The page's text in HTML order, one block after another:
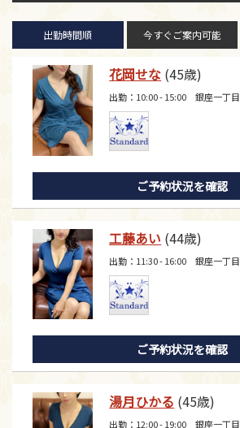
出勤時間順 今すぐご案内可能
花岡せな (45歳)
出勤：10:00 - 15:00 銀座一丁目
ご予約状況を確認
工藤あい (44歳)
出勤：11:30 - 16:00 銀座一丁目
ご予約状況を確認
湯月ひかる (45歳)
出勤：12:00 - 19:00 銀座一丁目